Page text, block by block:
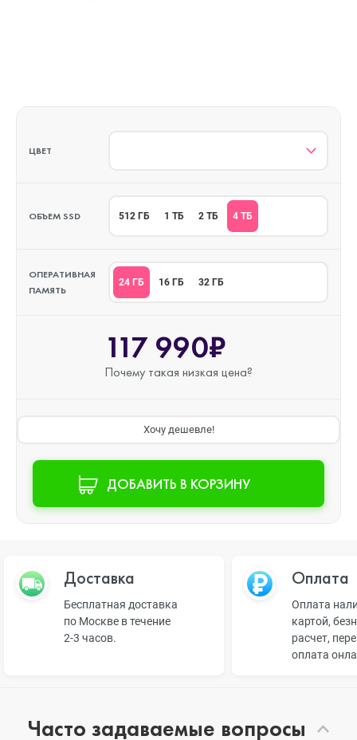
ЦВЕТ
ОБЪЕМ SSD 512 ГБ 1 ТБ 2 ТБ 4 ТБ
ОПЕРАТИВНАЯ
ПАМЯТЬ
24 ГБ 16 ГБ 32 ГБ
117 990₽
Почему такая низкая цена?
Хочу дешевле!
ДОБАВИТЬ В КОРЗИНУ
Доставка
Бесплатная доставка
по Москве в течение
2-3 часов.
Оплата
Оплата
картой,
расчет,
оплата
Часто задаваемые вопросы